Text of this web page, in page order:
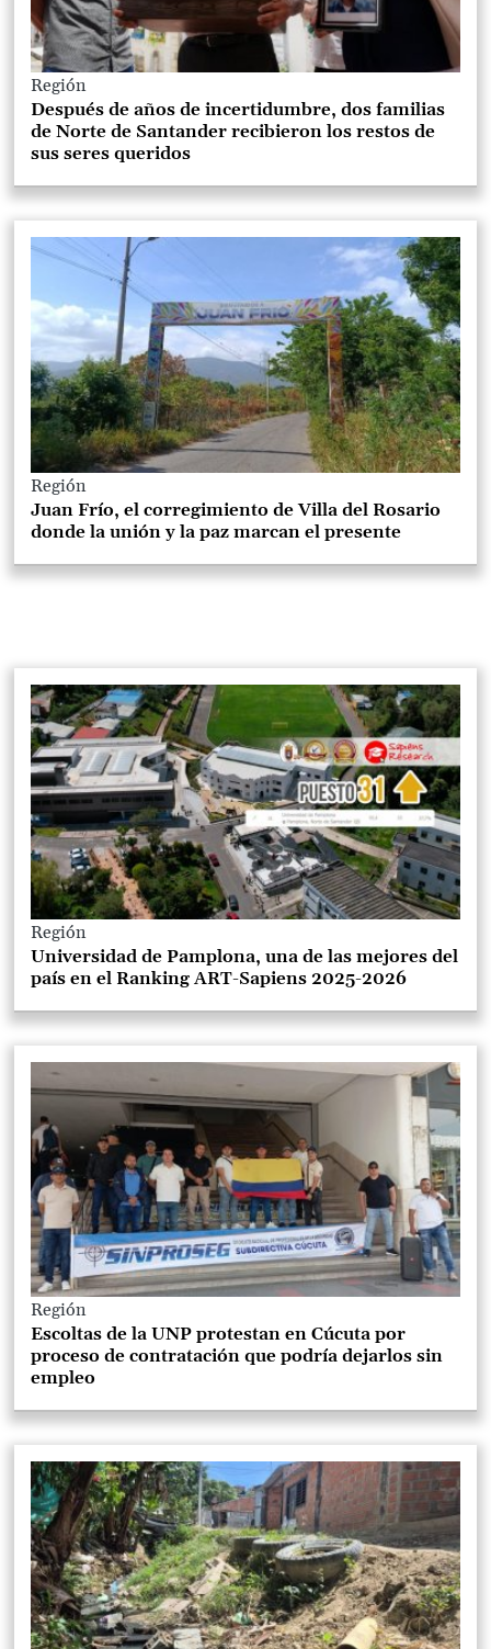
Región
Después de años de incertidumbre, dos familias
de Norte de Santander recibieron los restos de
sus seres queridos
Región
Juan Frío, el corregimiento de Villa del Rosario
donde la unión y la paz marcan el presente
Región
Universidad de Pamplona, una de las mejores del
país en el Ranking ART-Sapiens 2025-2026
Región
Escoltas de la UNP protestan en Cúcuta por
proceso de contratación que podría dejarlos sin
empleo